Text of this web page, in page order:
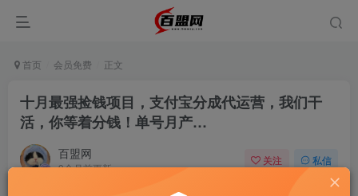
首页 会员免费 正文
十月最强捡钱项目，支付宝分成代运营，我们干
活，你等着分钱！单号月产…
百盟网
9个月前更新
关注 私信